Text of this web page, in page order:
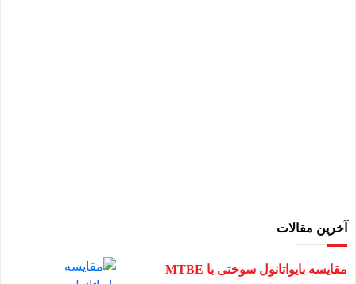
آخرین مقالات
مقایسه بایواتانول سوختی با MTBE